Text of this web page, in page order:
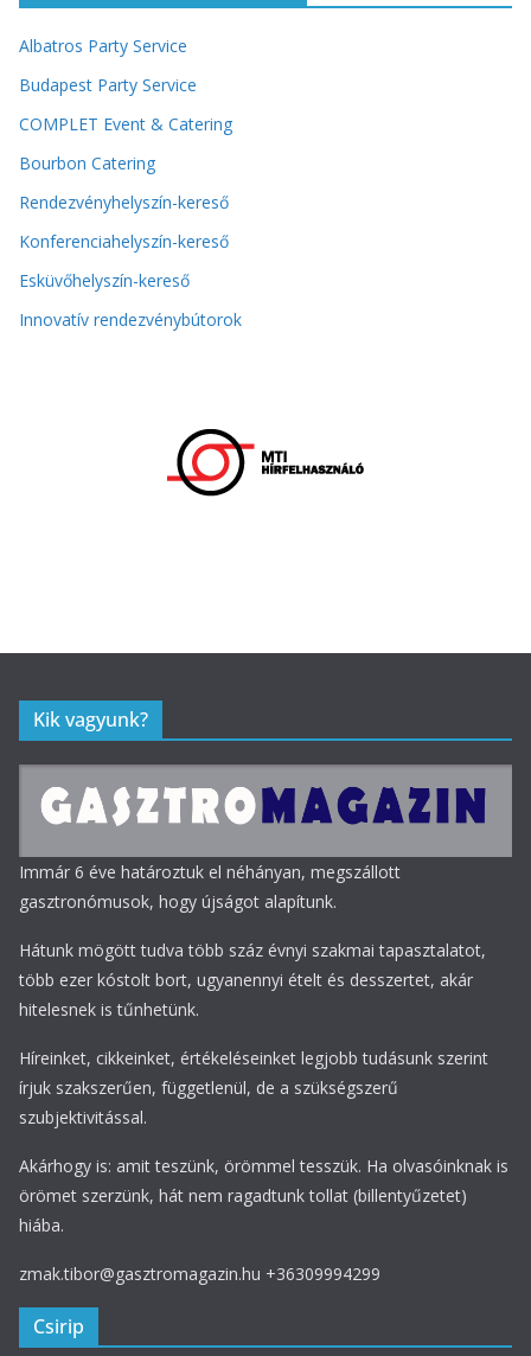
Albatros Party Service
Budapest Party Service
COMPLET Event & Catering
Bourbon Catering
Rendezvényhelyszín-kereső
Konferenciahelyszín-kereső
Esküvőhelyszín-kereső
Innovatív rendezvénybútorok
Kik vagyunk?
Immár 6 éve határoztuk el néhányan, megszállott
gasztronómusok, hogy újságot alapítunk.
Hátunk mögött tudva több száz évnyi szakmai tapasztalatot,
több ezer kóstolt bort, ugyanennyi ételt és desszertet, akár
hitelesnek is tűnhetünk.
Híreinket, cikkeinket, értékeléseinket legjobb tudásunk szerint
írjuk szakszerűen, függetlenül, de a szükségszerű
szubjektivitással.
Akárhogy is: amit teszünk, örömmel tesszük. Ha olvasóinknak is
örömet szerzünk, hát nem ragadtunk tollat (billentyűzetet)
hiába.
zmak.tibor@gasztromagazin.hu +36309994299
Csirip